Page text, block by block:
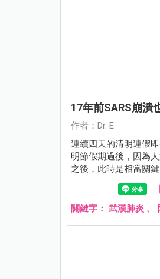
17年前SARS崩潰
作者：Dr. E
連續四天的清明連假
明節假期過後，因為
之後，此時是相當關
關鍵字： 武漢肺炎 、